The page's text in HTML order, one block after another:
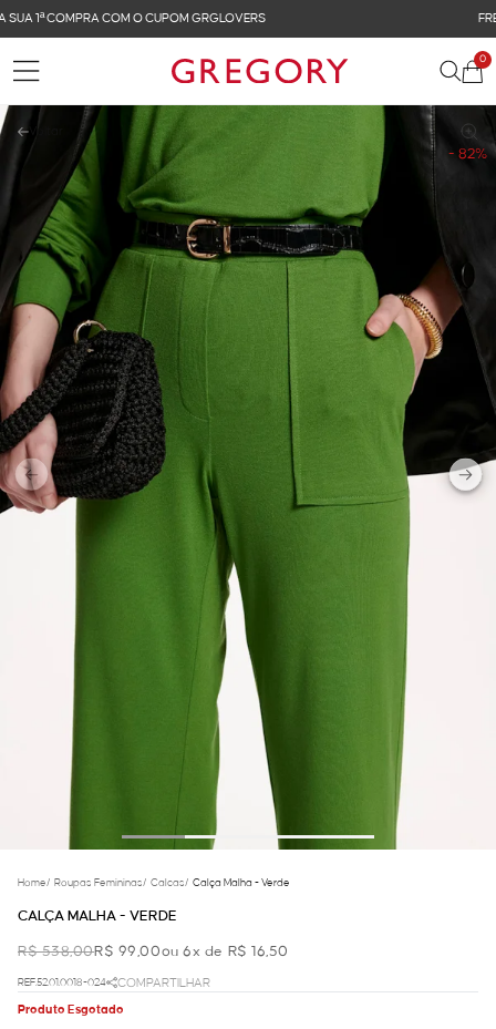
FRETE GRÁTIS NAS COMPRAS ACIMA DE R$ 899
0
- 82%
Home/ Roupas Femininas/ Calcas/ Calça Malha - Verde
CALÇA MALHA - VERDE
R$ 538,00R$ 99,00ou 6x de R$ 16,50
REF.52.01.0018-024
COMPARTILHAR
Produto Esgotado